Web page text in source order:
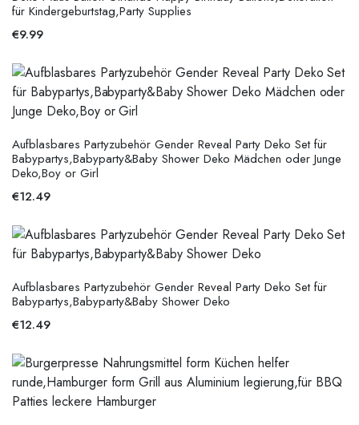
für Kindergeburtstag,Party Supplies
€9.99
Aufblasbares Partyzubehör Gender Reveal Party Deko Set für
Babypartys,Babyparty&Baby Shower Deko Mädchen oder Junge
Deko,Boy or Girl
€12.49
Aufblasbares Partyzubehör Gender Reveal Party Deko Set für
Babypartys,Babyparty&Baby Shower Deko
€12.49